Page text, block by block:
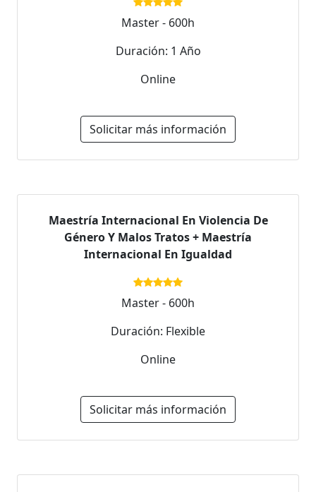
Master - 600h
Duración: 1 Año
Online
Solicitar más información
Maestría Internacional En Violencia De
Género Y Malos Tratos + Maestría
Internacional En Igualdad
Master - 600h
Duración: Flexible
Online
Solicitar más información